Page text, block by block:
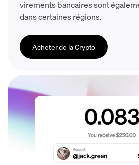
virements bancaires sont
dans certaines régions.
Acheter de la Crypto